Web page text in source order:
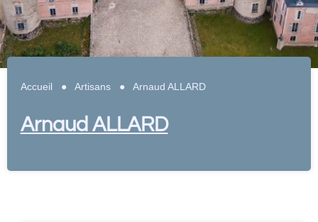
Accueil ● Artisans● Arnaud ALLARD
Arnaud ALLARD